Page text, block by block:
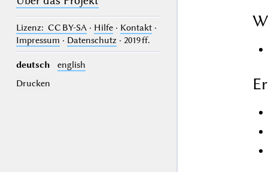
Lizenz: CC BY-SA· Hilfe· Kontakt·
Impressum · Datenschutz· 2019 ff.
deutsch
english
Drucken